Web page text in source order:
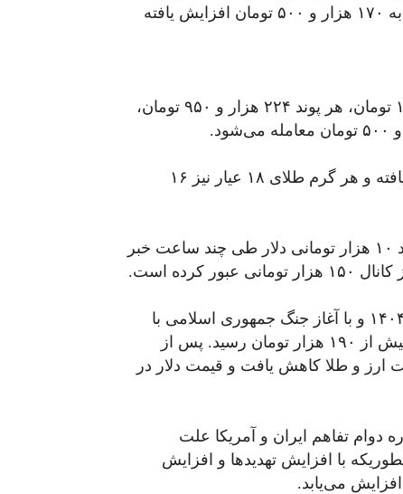
هر دلار آمریکا در ظهر روز یکشنبه هفتم تیرماه ۱۴۰۵ به ۱۷۰ هزار و ۵۰۰ تومان افزایش یافته
در نیمروز یکشنبه هفتم تیرماه هر دلار ۱۹۴ هزار و ۱۵۰ تومان، هر پوند ۲۲۴ هزار و ۹۵۰ تومان،
قیمت هر سکه طلا نیز به ۱۷۰ میلیون تومان افزایش یافته و هر گرم طلای ۱۸ عیار نیز ۱۶
روز گذشته نیز روزنامه «دنیای اقتصاد از افزایش حدود ۱۰ هزار تومانی دلار طی چند ساعت خبر
است.
قیمت ارز و طلا در بازار ایران از هفته دوم اسفندماه ۱۴۰۴ و با آغاز جنگ جمهوری اسلامی با
آمریکا و اسرائیل با روندی افزایشی روبرو شده و به بیش از ۱۹۰ هزار تومان رسید. پس از
ارز و طلا کاهش یافت و قیمت دلار در
دوام تفاهم ایران و آمریکا علت
با افزایش تهدیدها و افزایش
می‌یابد.